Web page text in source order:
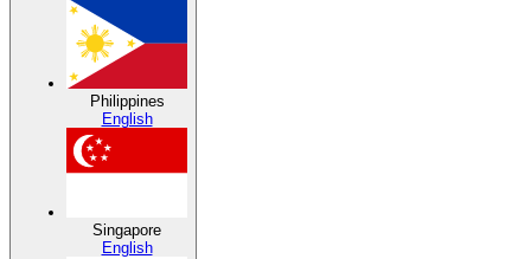
Philippines
English
Singapore
English